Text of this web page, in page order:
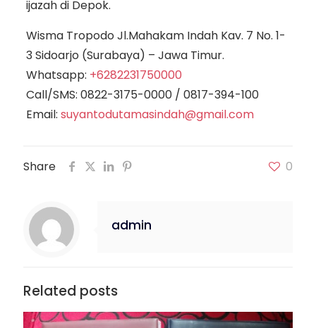
ijazah di Depok.
Wisma Tropodo Jl.Mahakam Indah Kav. 7 No. 1-
3 Sidoarjo (Surabaya) – Jawa Timur.
Whatsapp: +6282231750000
Call/SMS: 0822-3175-0000/ 0817-394-100
Email: suyantodutamasindah@gmail.com
Share 0
admin
Related posts